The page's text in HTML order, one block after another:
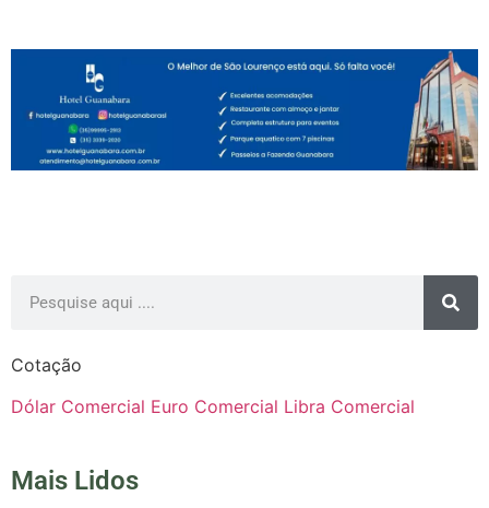
Cotação
Dólar Comercial Euro Comercial Libra Comercial
Mais Lidos